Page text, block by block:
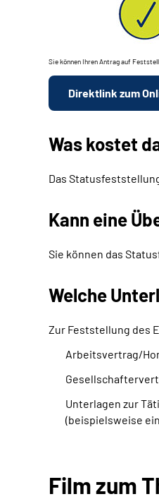
Sie können Ihren Antrag auf
Direktlink zum
Was kostet
Das
Kann eine
Sie können das
Welche
Zur Feststellung des
Arbeitsvertrag/
Unterlagen zur
(beispielsweise
Film zum